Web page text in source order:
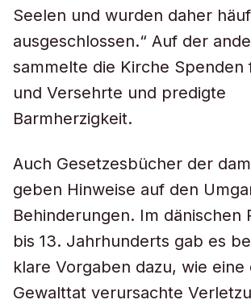
Seelen und wurden daher
ausgeschlossen.“ Auf der
sammelte die Kirche Spenden
und Versehrte und predigte
Barmherzigkeit.
Auch Gesetzesbücher der
geben Hinweise auf den
Behinderungen. Im dänischen
bis 13. Jahrhunderts gab es
klare Vorgaben dazu, wie eine
Gewalttat verursachte